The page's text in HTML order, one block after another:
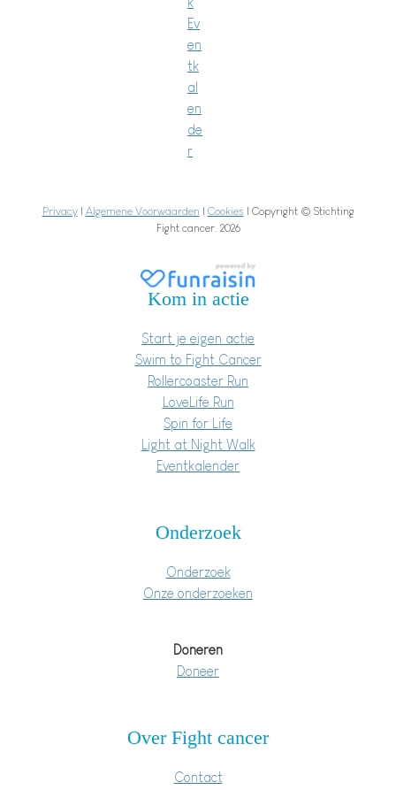
Ev
en
tk
al
en
de
r
Privacy| Algemene Voorwaarden | Cookies | Copyright © Stichting
Fight cancer. 2026
Kom in actie
Start je eigen actie
Swim to Fight Cancer
Rollercoaster Run
LoveLife Run
Spin for Life
Light at Night Walk
Eventkalender
Onderzoek
Onderzoek
Onze onderzoeken
Doneren
Doneer
Over Fight cancer
Contact